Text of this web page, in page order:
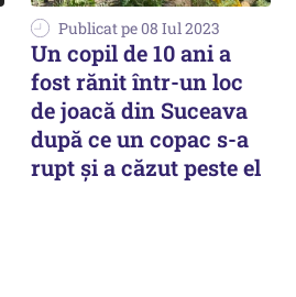
Publicat pe 08 Iul 2023
Un copil de 10 ani a
fost rănit într-un loc
de joacă din Suceava
după ce un copac s-a
rupt și a căzut peste el